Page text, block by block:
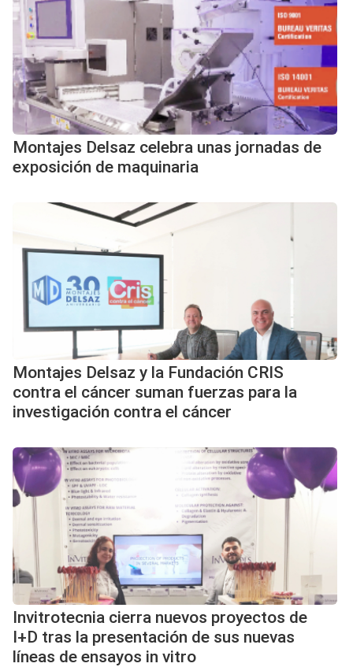
Montajes Delsaz celebra unas jornadas de
exposición de maquinaria
Montajes Delsaz y la Fundación CRIS
contra el cáncer suman fuerzas para la
investigación contra el cáncer
Invitrotecnia cierra nuevos proyectos de
I+D tras la presentación de sus nuevas
líneas de ensayos in vitro